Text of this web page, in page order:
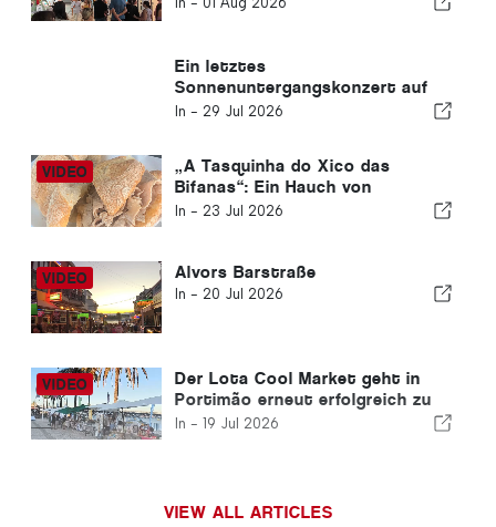
Ein letztes
Sonnenuntergangskonzert auf
der Strandpromenade von
In - 29 Jul 2026
„A Tasquinha do Xico das
Bifanas“: Ein Hauch von
Tradition auf dem Markt von
In - 23 Jul 2026
Alvors Barstraße
In - 20 Jul 2026
Der Lota Cool Market geht in
Portimão erneut erfolgreich zu
Ende
In - 19 Jul 2026
VIEW ALL ARTICLES